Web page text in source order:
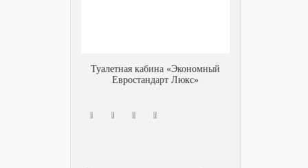
Туалетная кабина «Экономный
Евростандарт Люкс»